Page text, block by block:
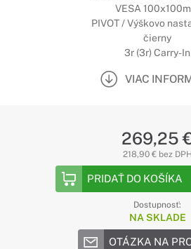
VESA
PIVOT / Výškovo
čierny
3r (3r) Carry-In
VIAC
269,25
218,90 € bez DPH
PRIDAŤ DO KOŠÍKA
Dostupnosť:
NA SKLADE
OTÁZKA NA